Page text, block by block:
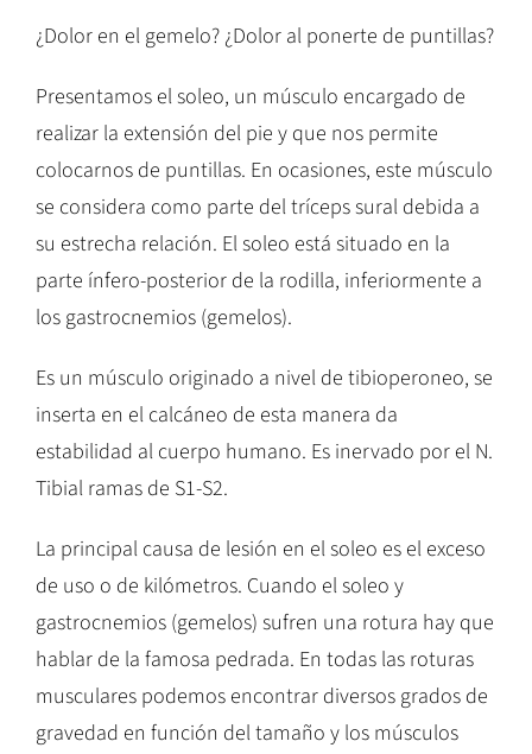
¿Dolor en el gemelo? ¿Dolor al ponerte de puntillas?
Presentamos el soleo, un músculo encargado de
realizar la extensión del pie y que nos permite
colocarnos de puntillas. En ocasiones, este músculo
se considera como parte del tríceps sural debida a
su estrecha relación. El soleo está situado en la
parte ínfero-posterior de la rodilla, inferiormente a
los gastrocnemios (gemelos).
Es un músculo originado a nivel de tibioperoneo, se
inserta en el calcáneo de esta manera da
estabilidad al cuerpo humano. Es inervado por el N.
Tibial ramas de S1-S2.
La principal causa de lesión en el soleo es el exceso
de uso o de kilómetros. Cuando el soleo y
gastrocnemios (gemelos) sufren una rotura hay que
hablar de la famosa pedrada. En todas las roturas
musculares podemos encontrar diversos grados de
gravedad en función del tamaño y los músculos